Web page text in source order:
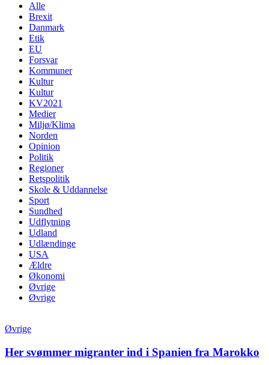
Alle
Brexit
Danmark
Etik
EU
Forsvar
Kommuner
Kultur
Kultur
KV2021
Medier
Miljø/Klima
Norden
Opinion
Politik
Regioner
Retspolitik
Skole & Uddannelse
Sport
Sundhed
Udflytning
Udland
Udlændinge
USA
Ældre
Økonomi
Øvrige
Øvrige
Øvrige
Her svømmer migranter ind i Spanien fra Marokko